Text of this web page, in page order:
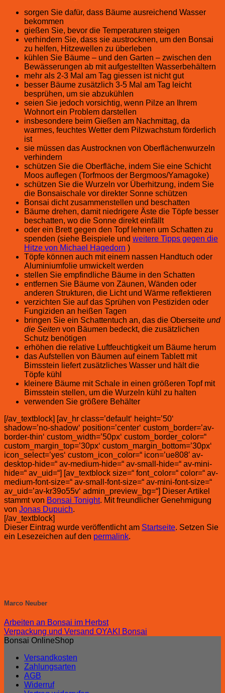
sorgen Sie dafür, dass Bäume ausreichend Wasser
bekommen
gießen Sie, bevor die Temperaturen steigen
verhindern Sie, dass sie austrocknen, um den Bonsai
zu helfen, Hitzewellen zu überleben
kühlen Sie Bäume – und den Garten – zwischen den
Bewässerungen ab mit aufgestellten Wasserbehältern
mehr als 2-3 Mal am Tag giessen ist nicht gut
besser Bäume zusätzlich 3-5 Mal am Tag leicht
besprühen, um sie abzukühlen
seien Sie jedoch vorsichtig, wenn Pilze an Ihrem
Wohnort ein Problem darstellen
insbesondere beim Gießen am Nachmittag, da
warmes, feuchtes Wetter dem Pilzwachstum förderlich
ist
sie müssen das Austrocknen von Oberflächenwurzeln
verhindern
schützen Sie die Oberfläche, indem Sie eine Schicht
Moos auflegen (Torfmoos der Bergmoos/Yamagoke)
schützen Sie die Wurzeln vor Überhitzung, indem Sie
die Bonsaischale vor direkter Sonne schützen
Bonsai dicht zusammenstellen und beschatten
Bäume drehen, damit niedrigere Äste die Töpfe besser
beschatten, wo die Sonne direkt einfällt
oder ein Brett gegen den Topf lehnen um Schatten zu
spenden (siehe Beispiele und weitere Tipps gegen die
Hitze von Michael Hagedorn )
Töpfe können auch mit einem nassen Handtuch oder
Aluminiumfolie umwickelt werden
stellen Sie empfindliche Bäume in den Schatten
entfernen Sie Bäume von Zäunen, Wänden oder
anderen Strukturen, die Licht und Wärme reflektieren
verzichten Sie auf das Sprühen von Pestiziden oder
Fungiziden an heißen Tagen
bringen Sie ein Schattentuch an, das die Oberseite und
die Seiten von Bäumen bedeckt, die zusätzlichen
Schutz benötigen
erhöhen die relative Luftfeuchtigkeit um Bäume herum
das Aufstellen von Bäumen auf einem Tablett mit
Bimsstein liefert zusätzliches Wasser und hält die
Töpfe kühl
kleinere Bäume mit Schale in einen größeren Topf mit
Bimsstein stellen, um die Wurzeln kühl zu halten
verwenden Sie größere Behälter
[/av_textblock] [av_hr class=’default‘ height=’50‘
shadow=’no-shadow‘ position=’center‘ custom_border=’av-
border-thin‘ custom_width=’50px‘ custom_border_color=“
custom_margin_top=’30px‘ custom_margin_bottom=’30px‘
icon_select=’yes‘ custom_icon_color=“ icon=’ue808′ av-
desktop-hide=“ av-medium-hide=“ av-small-hide=“ av-mini-
hide=“ av_uid=“] [av_textblock size=“ font_color=“ color=“ av-
medium-font-size=“ av-small-font-size=“ av-mini-font-size=“
av_uid=’av-kr39o55v‘ admin_preview_bg=“] Dieser Artikel
stammt von Bonsai Tonight. Mit freundlicher Genehmigung
von Jonas Dupuich.
[/av_textblock]
Dieser Eintrag wurde veröffentlicht am Startseite. Setzen Sie
ein Lesezeichen auf den permalink.
Marco Neuber
Arbeiten an Bonsai im Herbst
Verpackung und Versand OYAKI Bonsai
Bonsai OnlineShop
Versandkosten
Zahlungsarten
AGB
Widerruf